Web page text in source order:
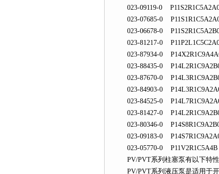
023-09119-0
023-07685-0
023-06678-0
023-81217-0
023-87934-0
023-88435-0
023-87670-0
023-84903-0
023-84525-0
023-81427-0
023-80346-0
023-09183-0
023-05770-0 P11V2R1C5A4B
PV/PVT系列柱塞泵有以下特性
PV/PVT系列液压泵是适用于开